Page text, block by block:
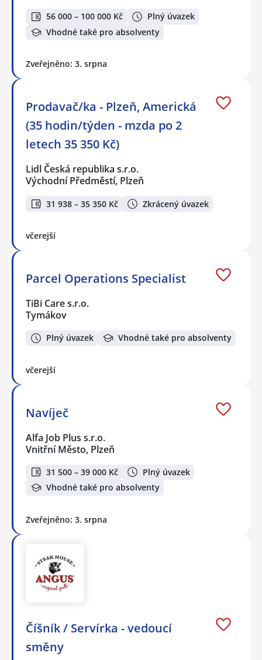
56 000 – 100 000 Kč
Plný úvazek
Vhodné také pro absolventy
Zveřejněno: 3. srpna
Prodavač/ka - Plzeň, Americká
(35 hodin/týden - mzda po 2
letech 35 350 Kč)
Lidl Česká republika s.r.o.
Východní Předměstí, Plzeň
31 938 – 35 350 Kč Zkrácený úvazek
včerejší
Parcel Operations Specialist
TiBi Care s.r.o.
Tymákov
Plný úvazek Vhodné také pro absolventy
včerejší
Navíječ
Alfa Job Plus s.r.o.
Vnitřní Město, Plzeň
31 500 – 39 000 Kč
Plný úvazek
Vhodné také pro absolventy
Zveřejněno: 3. srpna
Číšník / Servírka - vedoucí
směny